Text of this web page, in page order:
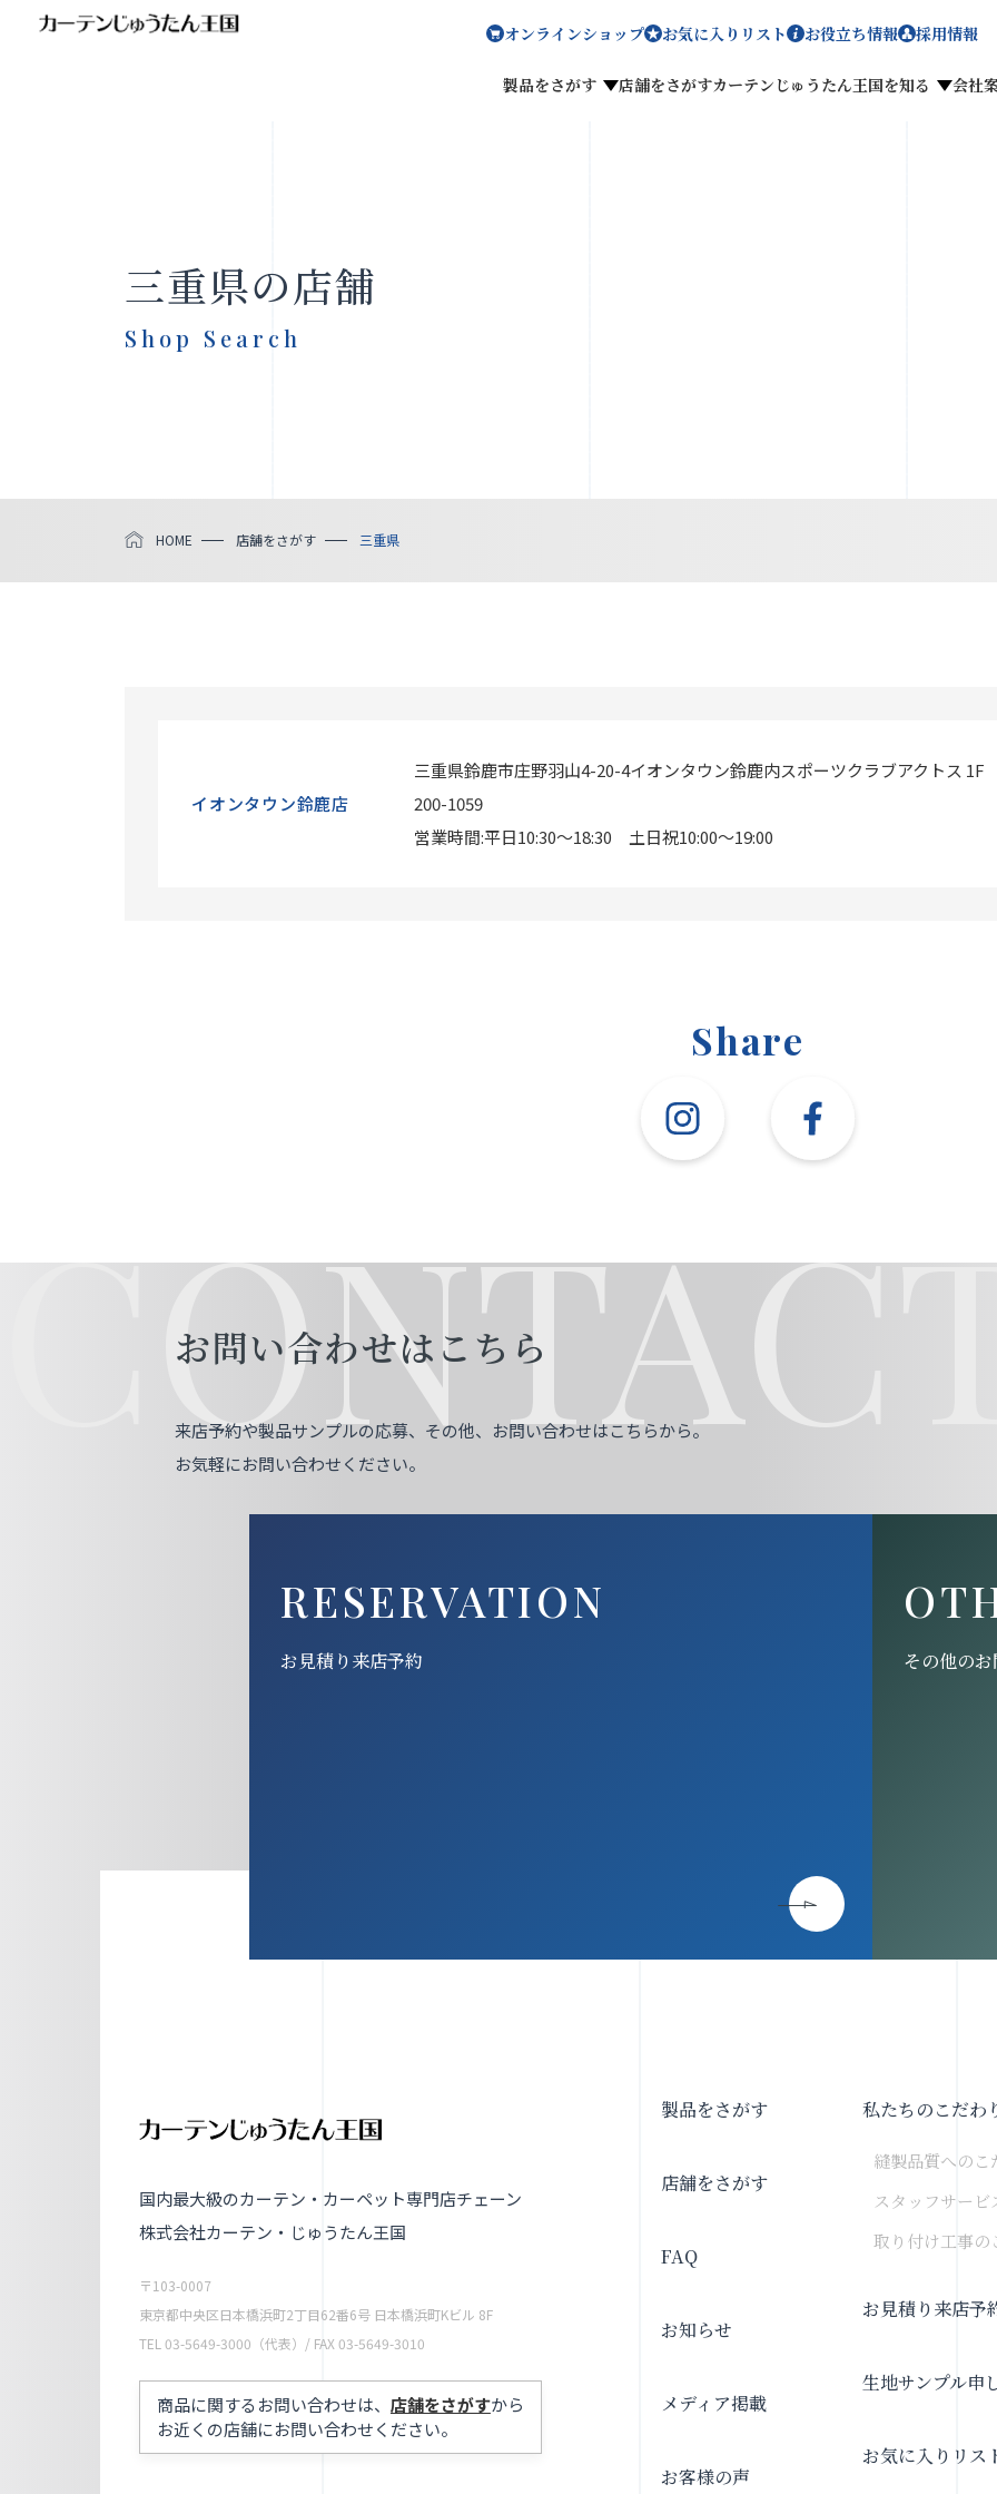
オンラインショップ お気に入りリスト お役立ち情報 採用情報
製品をさがす 店舗をさがすカーテンじゅうたん王国を知る 会社
三重県の店舗
Shop Search
HOME 店舗をさがす 三重県
イオンタウン鈴鹿店
三重県鈴鹿市庄野羽山4-20-4イオンタウン鈴鹿内スポーツクラブアクトス
200-1059
営業時間:平日10:30〜18:30 土日祝10:00〜19:00
Share
お問い合わせはこちら
来店予約や製品サンプルの応募、その他、お問い合わせはこちらから。
お気軽にお問い合わせください。
RESERVATION
お見積り来店予約 その他の
国内最大級のカーテン・カーペット専門店チェーン
株式会社カーテン・じゅうたん王国
〒103-0007
東京都中央区日本橋浜町2丁目62番6号 日本橋浜町Kビル 8F
TEL 03-5649-3000 （代表）/ FAX 03-5649-3010
商品に関するお問い合わせは、 店舗をさがすから
お近くの店舗にお問い合わせください。
製品をさがす
店舗をさがす
FAQ
お知らせ
メディア掲載
お客様の声
私たちのこだわ
縫製品質へのこ
スタッフサー
取り付け工事の
お見積り来店予
生地サンプル申
お気に入りリス